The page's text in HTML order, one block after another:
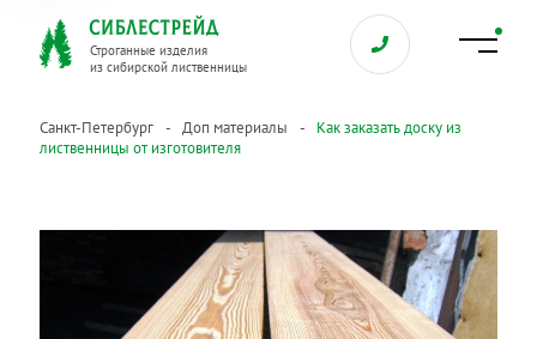
Строганные изделия
из сибирской лиственницы
Санкт-Петербург Доп материалы
Как заказать доску из
лиственницы от изготовителя